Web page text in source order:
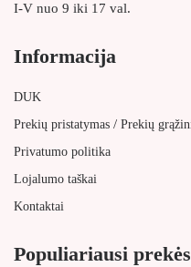
I-V nuo 9 iki 17 val.
Informacija
DUK
Prekių pristatymas / Prekių
Privatumo politika
Lojalumo taškai
Kontaktai
Populiariausi